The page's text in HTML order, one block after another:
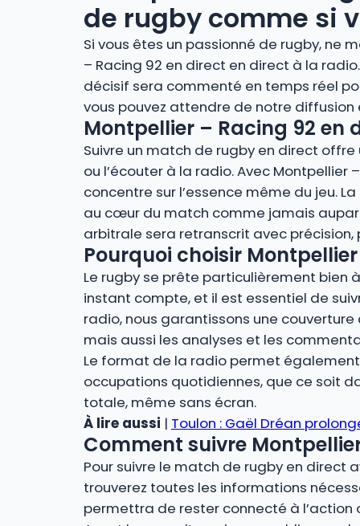
de rugby comme si
Si vous êtes un passionné de rugby, ne
– Racing 92 en direct en direct à la
décisif sera commenté en temps réel
vous pouvez attendre de notre diffusion
Montpellier – Racing 92 en
Suivre un match de rugby en direct
ou l’écouter à la radio. Avec Montpellier
concentre sur l’essence même du jeu.
au cœur du match comme jamais
arbitrale sera retranscrit avec
Pourquoi choisir
Le rugby se prête particulièrement bien
instant compte, et il est essentiel de
radio, nous garantissons une
mais aussi les analyses et les
Le format de la radio permet
occupations quotidiennes, que ce soit
totale, même sans écran.
À lire aussi | Toulon : Gaël Dréan
Comment suivre
Pour suivre le match de rugby en direct
trouverez toutes les informations
permettra de rester connecté à l’action